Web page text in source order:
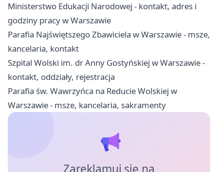
Ministerstwo Edukacji Narodowej - kontakt, adres i
godziny pracy w Warszawie
Parafia Najświętszego Zbawiciela w Warszawie - msze,
kancelaria, kontakt
Szpital Wolski im. dr Anny Gostyńskiej w Warszawie -
kontakt, oddziały, rejestracja
Parafia św. Wawrzyńca na Reducie Wolskiej w
Warszawie - msze, kancelaria, sakramenty
Zareklamuj się na